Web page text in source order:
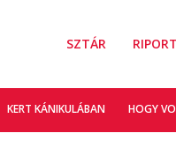
SZTÁR RIPORT
KERT KÁNIKULÁBAN HOGY